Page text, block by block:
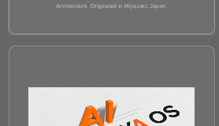
Architecture, Originated in Miyazaki, Japan.